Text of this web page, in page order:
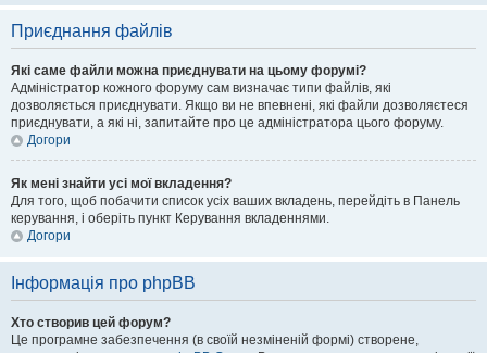
Приєднання файлів
Які саме файли можна приєднувати на цьому форумі?
Адміністратор кожного форуму сам визначає типи файлів, які
дозволяється приєднувати. Якщо ви не впевнені, які файли дозволяєтеся
приєднувати, а які ні, запитайте про це адміністратора цього форуму.
Догори
Як мені знайти усі мої вкладення?
Для того, щоб побачити список усіх ваших вкладень, перейдіть в Панель
керування, і оберіть пункт Керування вкладеннями.
Догори
Інформація про phpBB
Хто створив цей форум?
Це програмне забезпечення (в своїй незміненій формі) створене,